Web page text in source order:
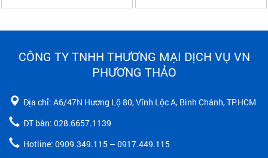
CÔNG TY TNHH THƯƠNG MẠI DỊCH VỤ VN
PHƯƠNG THẢO
Địa chỉ: A6/47N Hương Lộ 80, Vĩnh Lộc A, Bình Chánh, TP.HCM
ĐT bàn: 028.6657.1139
Hotline: 0909.349.115 – 0917.449.115